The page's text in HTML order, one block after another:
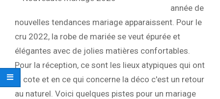
année de
nouvelles tendances mariage apparaissent. Pour le
cru 2022, la robe de mariée se veut épurée et
élégantes avec de jolies matières confortables.
Pour la réception, ce sont les lieux atypiques qui ont
la cote et en ce qui concerne la déco c'est un retour
au naturel. Voici quelques pistes pour un mariage